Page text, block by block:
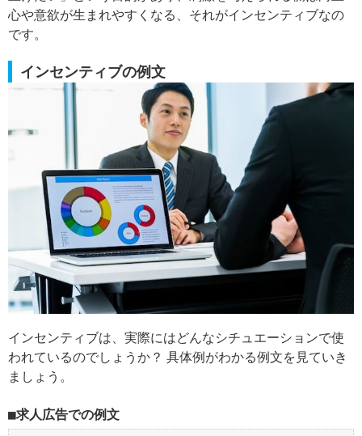
心や意欲が生まれやすくなる、それがインセンティブなの
です。
インセンティブの例文
インセンティブは、実際にはどんなシチュエーションで使
われているのでしょうか？ 具体例がわかる例文を見ていき
ましょう。
求人広告での例文